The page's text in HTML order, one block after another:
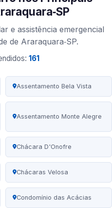
e assistência emergencial
de Araraquara‑SP.
161
Assentamento Bela Vista
Assentamento Monte Alegre
Chácara D'Onofre
Chácaras Velosa
Condomínio das Acácias